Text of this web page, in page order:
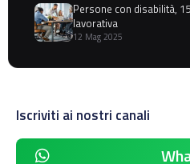
Persone con disabilità,
lavorativa
12 Mag 2025
Iscriviti ai nostri canali